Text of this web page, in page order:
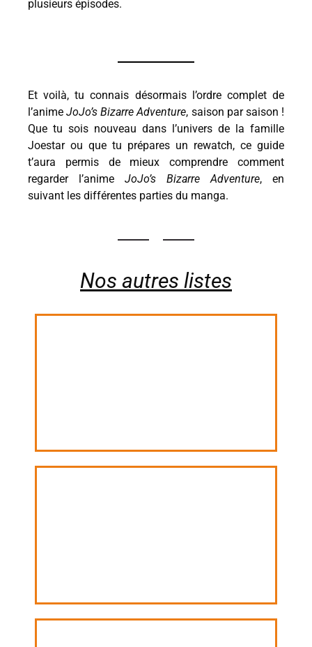
plusieurs épisodes.
Et voilà, tu connais désormais l’ordre complet de
l’animeJoJo’s Bizarre Adventure, saison par saison !
Que tu sois nouveau dans l’univers de la famille
Joestar ou que tu prépares un rewatch, ce guide
t’aura permis de mieux comprendre comment
regarder l’anime JoJo’s Bizarre Adventure, en
suivant les différentes parties du manga.
Nos autres listes